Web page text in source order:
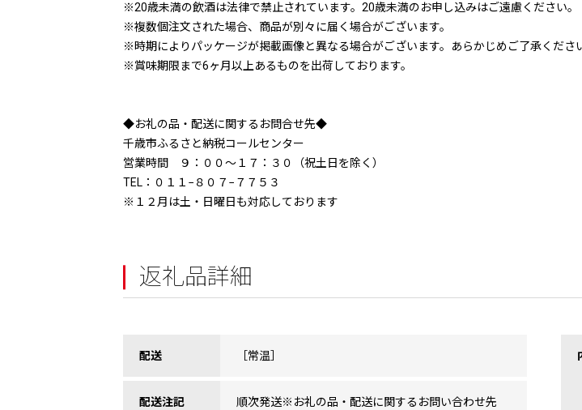
※20歳未満の飲酒は法律で禁止されています。20歳未満のお申し込みはご遠慮ください。
※複数個注文された場合、商品が別々に届く場合がございます。
※時期によりパッケージが掲載画像と異なる場合がございます。あらかじめご了承くださ
※賞味期限まで6ヶ月以上あるものを出荷しております。
◆お礼の品・配送に関するお問合せ先◆
千歳市ふるさと納税コールセンター
営業時間 ９：００〜１７：３０（祝土日を除く）
TEL：０１１−８０７−７７５３
※１２月は土・日曜日も対応しております
返礼品詳細
配送 ［常温］
配送注記
順次発送※お礼の品・配送に関するお問い合わせ先